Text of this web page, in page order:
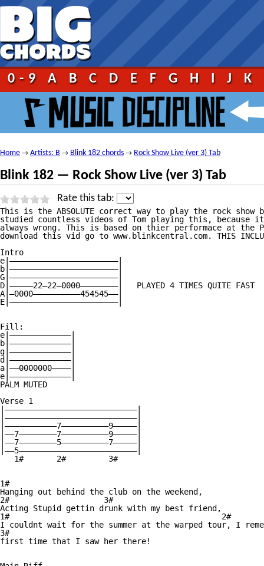
0-9 A B C D E F G H I J K
Home → Artists: B → Blink 182 chords → Rock Show Live (ver 3) Tab
Blink 182 — Rock Show Live (ver 3) Tab
Rate this tab:
This is the ABSOLUTE correct way to play the rock
studied countless videos of Tom playing this, because
always wrong. This is based on thier performace at the
download this vid go to www.blinkcentral.com. THIS
Intro
e|———————————————————————|
b|———————————————————————|
G|———————————————————————|
D|—————22—22—0000————————|   PLAYED 4 TIMES QUITE FAST
A|—0000——————————454545——|
E|———————————————————————|
Fill:
e|—————————————|
b|—————————————|
g|—————————————|
d|—————————————|
a|——0000000————|
e|—————————————|
PALM MUTED
Verse 1
|————————————————————————————|
|————————————————————————————|
|———————————7——————————9—————|
|——7————————7——————————9—————|
|——7————————5——————————7—————|
|——5—————————————————————————|
   1#       2#         3#
1#
Hanging out behind the club on the weekend,
2#                    3#
Acting Stupid gettin drunk with my best friend,
1#                                             2#
I couldnt wait for the summer at the warped tour, I
3#
first time that I saw her there!